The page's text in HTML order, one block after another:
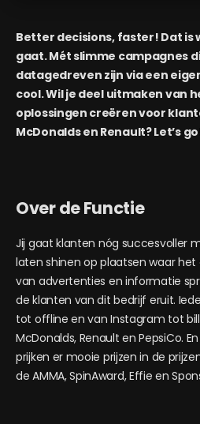
Better decisions, faster! Dat is
gaat. Mét slimme campagnes
datagedreven zijn via een
cool. Wil je deel uitmaken van
oplossingen creëren voor
McDonalds en Renault? Let’s
Over de Functie
Jij gaat klanten nóg succesvoller
laten shinen op plaatsen waar
van advertenties en informatie
de klanten van dit bedrijf eruit.
tot offline en van Instagram tot
McDonalds, Renault en PepsiCo.
prijken er mooie prijzen in de
de AMMA, SpinAward, Effie en